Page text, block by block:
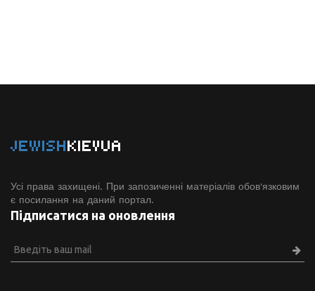
JEWISHKIEVUA
Усі права захищені. При запозиченні матеріалів обов'язковим
є посилання на даний портал.
Підписатися на оновлення